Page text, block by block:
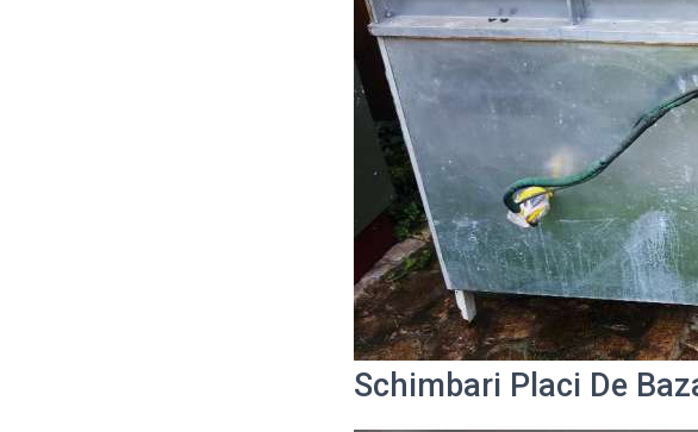
Schimbari Placi De